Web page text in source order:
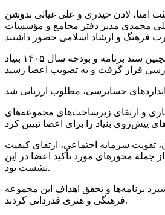
امنا، لادن حیدری و علی غیاثی ندوشن
علی محمدی مدیر دفتر مجامع و مؤسسات
در این جلسه، گزارش سازمان حسابرسی به عنوان حسابرس مستقل و نیز بازرس قانونی از صورت‌های مالی سال ۱۴۰۴، گزارش عملکرد بودجه‌ای سال ۱۴۰۴ و همچنین سند برنامه و بودجه سال ۱۴۰۵ بنیاد
اقدامات انجام‌شده در حوزه نوسازی، به‌سازی و ارتقای زیرساخت‌های مجموعه‌های
تقویت سرمایه اجتماعی، ارتقای کیفیت
جمله محورهای مورد تأکید اعضا در این
نشست بود.
برنامه‌ها و تحقق اهداف این مجموعه
فرهنگی و هنری قدردانی کردند.